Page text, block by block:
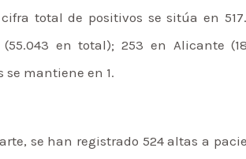
total de positivos se sitúa en
(55.043 en total); 253 en Alicante
se mantiene en 1.
se han registrado 524 altas a